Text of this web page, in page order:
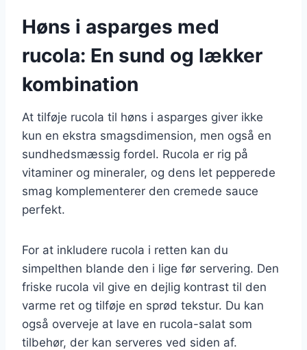
Høns i asparges med
rucola: En sund og lækker
kombination
At tilføje rucola til høns i asparges giver ikke
kun en ekstra smagsdimension, men også en
sundhedsmæssig fordel. Rucola er rig på
vitaminer og mineraler, og dens let pepperede
smag komplementerer den cremede sauce
perfekt.
For at inkludere rucola i retten kan du
simpelthen blande den i lige før servering. Den
friske rucola vil give en dejlig kontrast til den
varme ret og tilføje en sprød tekstur. Du kan
også overveje at lave en rucola-salat som
tilbehør, der kan serveres ved siden af.